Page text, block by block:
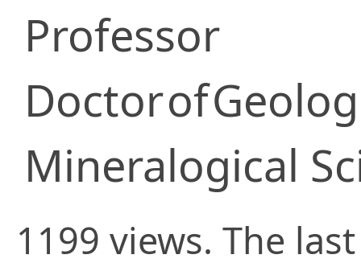
Professor
Doctorof
Mineralogical
1199 views. The